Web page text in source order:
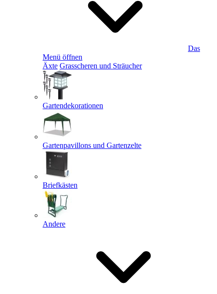
Das
Menü öffnen
Äxte Grasscheren und Sträucher
Gartendekorationen
Gartenpavillons und Gartenzelte
Briefkästen
Andere